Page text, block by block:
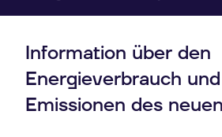
Information über den
Energieverbrauch
Emissionen des